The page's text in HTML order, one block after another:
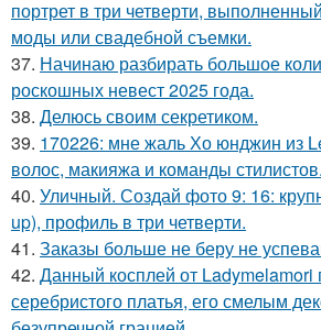
портрет в три четверти,
моды или свадебной съемки.
37. Начинаю разбирать большое
роскошных невест 2025 года.
38. Делюсь своим секретиком.
39. 170226: мне жаль Хо юнджин из
волос, макияжа и команды стилистов.
40. Уличный. Создай фото 9: 16:
up), профиль в три четверти.
41. Заказы больше не беру не
42. Данный косплей от Ladymelamori
серебристого платья, его смелым